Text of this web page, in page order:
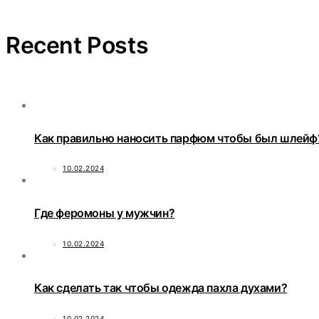
Recent Posts
Как правильно наносить парфюм чтобы был
10.02.2024
Где феромоны у мужчин?
10.02.2024
Как сделать так чтобы одежда пахла духами?